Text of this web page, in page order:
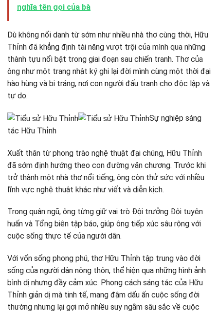
nghĩa tên gọi của bà
Dù không nổi danh từ sớm như nhiều nhà thơ cùng thời, Hữu
Thỉnh đã khẳng định tài năng vượt trội của mình qua những
thành tựu nổi bật trong giai đoạn sau chiến tranh. Thơ của
ông như một trang nhật ký ghi lại đời mình cùng một thời đại
hào hùng và bi tráng, nơi con người đấu tranh cho độc lập và
tự do.
Sự nghiệp sáng
tác Hữu Thỉnh
Xuất thân từ phong trào nghệ thuật đại chúng, Hữu Thỉnh
đã sớm định hướng theo con đường văn chương. Trước khi
trở thành một nhà thơ nổi tiếng, ông còn thử sức với nhiều
lĩnh vực nghệ thuật khác như viết và diễn kịch.
Trong quân ngũ, ông từng giữ vai trò Đội trưởng Đội tuyên
huấn và Tổng biên tập báo, giúp ông tiếp xúc sâu rộng với
cuộc sống thực tế của người dân.
Với vốn sống phong phú, thơ Hữu Thỉnh tập trung vào đời
sống của người dân nông thôn, thể hiện qua những hình ảnh
bình dị nhưng đầy cảm xúc. Phong cách sáng tác của Hữu
Thỉnh giản dị mà tinh tế, mang đậm dấu ấn cuộc sống đời
thường nhưng lại gợi mở nhiều suy ngẫm sâu sắc về cuộc